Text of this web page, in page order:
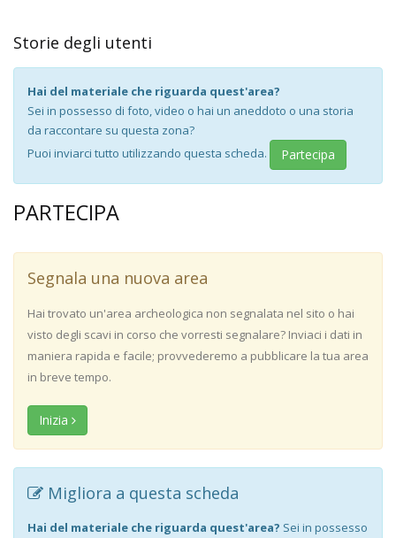
Storie degli utenti
Hai del materiale che riguarda quest'area?
Sei in possesso di foto, video o hai un aneddoto o una storia
da raccontare su questa zona?
Puoi inviarci tutto utilizzando questa scheda.
Partecipa
PARTECIPA
Segnala una nuova area
Hai trovato un'area archeologica non segnalata nel sito o hai
visto degli scavi in corso che vorresti segnalare? Inviaci i dati in
maniera rapida e facile; provvederemo a pubblicare la tua area
in breve tempo.
Inizia
Migliora a questa scheda
Hai del materiale che riguarda quest'area? Sei in possesso